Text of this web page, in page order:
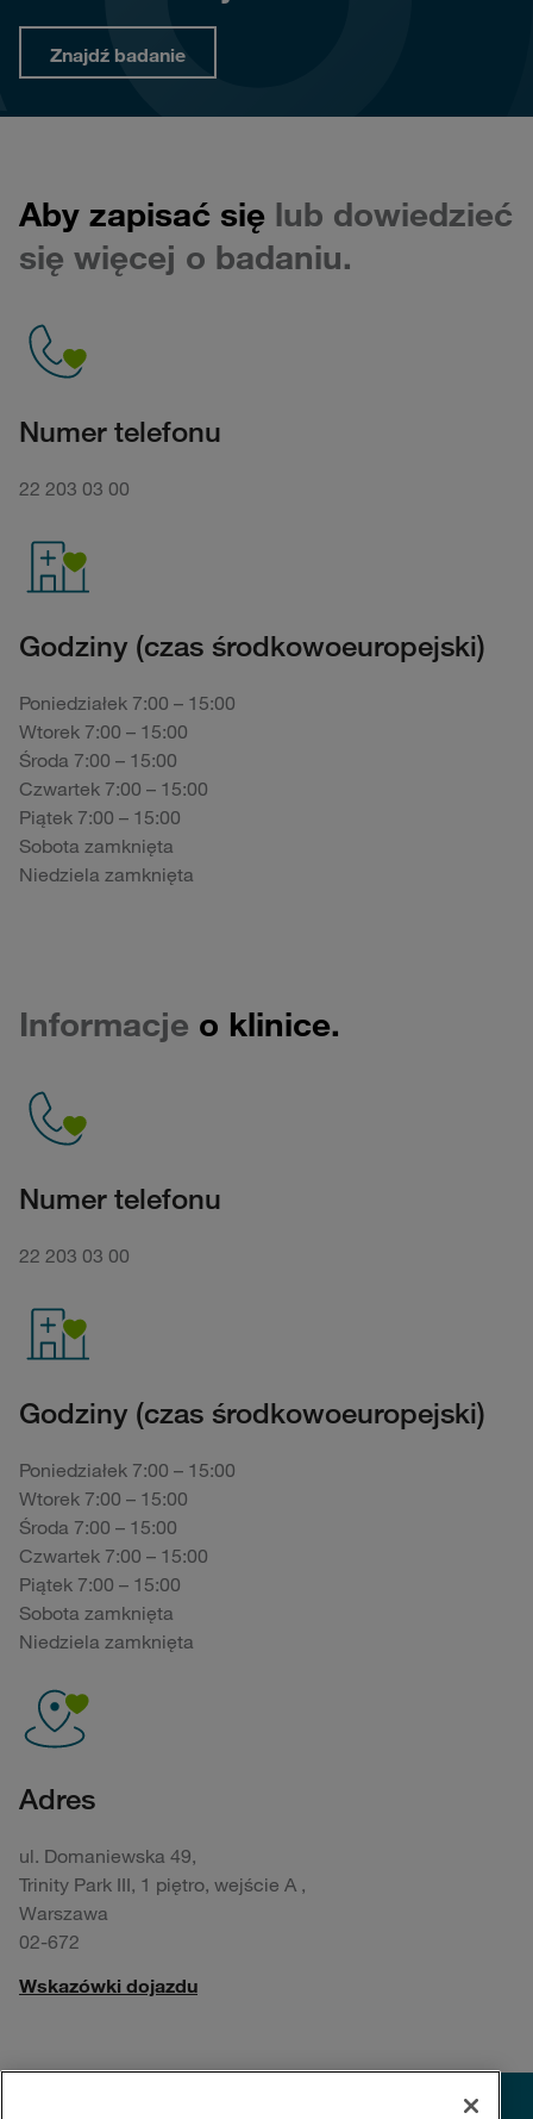
Znajdź badanie
Aby zapisać się lub dowiedzieć
się więcej o badaniu.
Numer telefonu
22 203 03 00
Godziny (czas środkowoeuropejski)
Poniedziałek 7:00 – 15:00
Wtorek 7:00 – 15:00
Środa 7:00 – 15:00
Czwartek 7:00 – 15:00
Piątek 7:00 – 15:00
Sobota zamknięta
Niedziela zamknięta
Informacje o klinice.
Numer telefonu
22 203 03 00
Godziny (czas środkowoeuropejski)
Poniedziałek 7:00 – 15:00
Wtorek 7:00 – 15:00
Środa 7:00 – 15:00
Czwartek 7:00 – 15:00
Piątek 7:00 – 15:00
Sobota zamknięta
Niedziela zamknięta
Adres
ul. Domaniewska 49,
Trinity Park III, 1 piętro, wejście A ,
Warszawa
02-672
Wskazówki dojazdu